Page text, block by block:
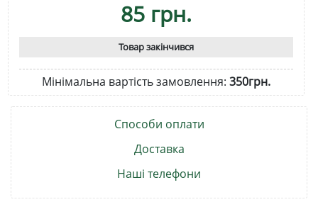
85 грн.
Товар закінчився
Мінімальна вартість замовлення: 350грн.
Способи оплати
Доставка
Наші телефони